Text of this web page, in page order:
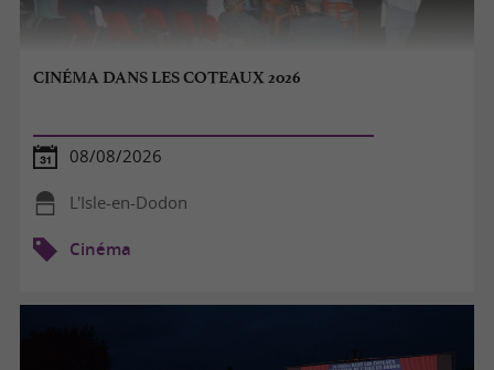
CINÉMA DANS LES COTEAUX 2026
08/08/2026
L'Isle-en-Dodon
Cinéma